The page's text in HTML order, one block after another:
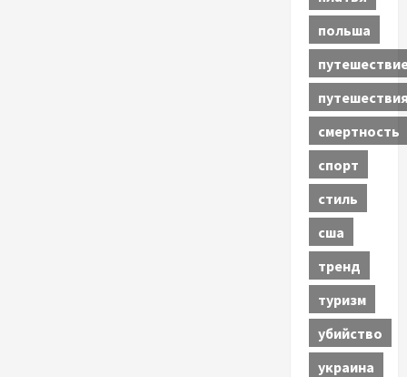
польша
смертность
спорт
стиль
сша
тренд
туризм
убийство
украина